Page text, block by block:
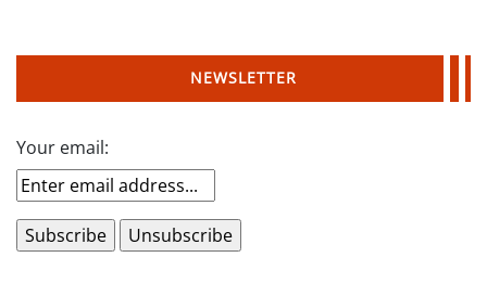
NEWSLETTER
Your email: